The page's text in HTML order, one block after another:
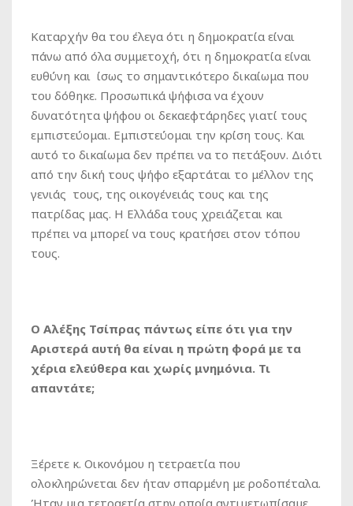
Καταρχήν θα του έλεγα ότι η δημοκρατία είναι
πάνω από όλα συμμετοχή, ότι η δημοκρατία είναι
ευθύνη και ίσως το σημαντικότερο δικαίωμα που
του δόθηκε. Προσωπικά ψήφισα να έχουν
δυνατότητα ψήφου οι δεκαεφτάρηδες γιατί τους
εμπιστεύομαι. Εμπιστεύομαι την κρίση τους. Και
αυτό το δικαίωμα δεν πρέπει να το πετάξουν. Διότι
από την δική τους ψήφο εξαρτάται το μέλλον της
γενιάς τους, της οικογένειάς τους και της
πατρίδας μας. Η Ελλάδα τους χρειάζεται και
πρέπει να μπορεί να τους κρατήσει στον τόπου
τους.
Ο Αλέξης Τσίπρας πάντως είπε ότι για την
Αριστερά αυτή θα είναι η πρώτη φορά με τα
χέρια ελεύθερα και χωρίς μνημόνια. Τι
απαντάτε;
Ξέρετε κ. Οικονόμου η τετραετία που
ολοκληρώνεται δεν ήταν σπαρμένη με ροδοπέταλα.